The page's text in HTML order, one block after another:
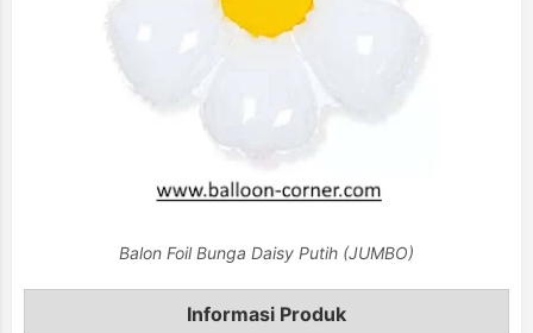
Balon Foil Bunga Daisy Putih (JUMBO)
Informasi Produk